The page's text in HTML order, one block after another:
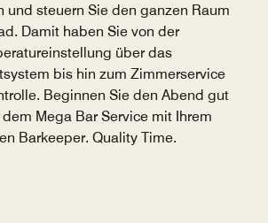
und steuern Sie den ganzen Raum
Damit haben Sie von der
über das
bis hin zum Zimmerservice
Beginnen Sie den Abend gut
Mega Bar Service mit Ihrem
Barkeeper. Quality Time.